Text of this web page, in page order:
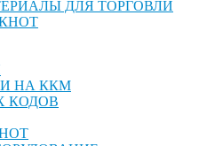
ДЛЯ ТОРГОВЛИ
НА ККМ
КОДОВ